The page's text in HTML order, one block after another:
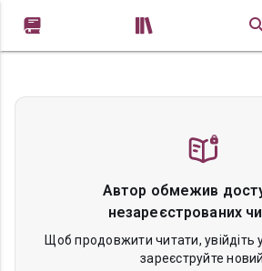
Автор обмежив
незареєстрованих
Щоб продовжити читати, увійдіть
зареєструйте новий.